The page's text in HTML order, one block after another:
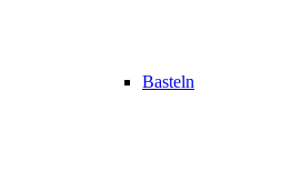
Basteln